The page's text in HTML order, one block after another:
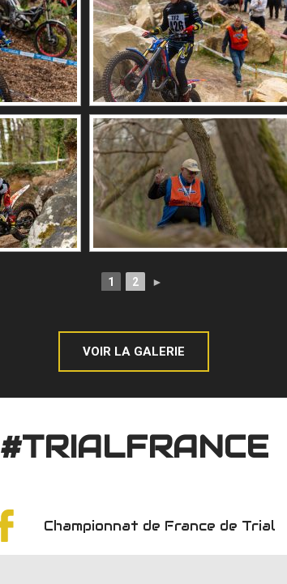
1 2 ►
VOIR LA GALERIE
#TRIALFRANCE
Championnat de France de Trial